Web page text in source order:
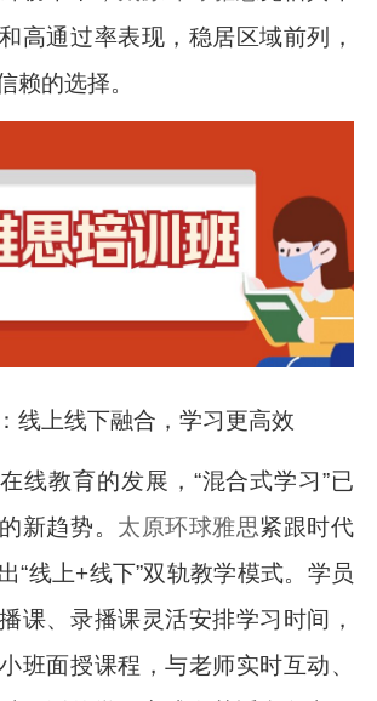
高通过率表现，稳居区域前列，
赖的选择。
线上线下融合，学习更高效
线教育的发展，“混合式学习”已
新趋势。 太原环球雅思紧跟时代
“线上+线下”双轨教学模式。学员
课、录播课灵活安排学习时间，
班面授课程，与老师实时互动、